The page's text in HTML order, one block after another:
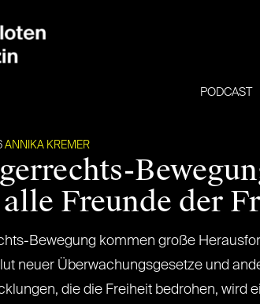
PODCAST
ANNIKA KREMER
Freunde der
Bewegung kommen große
neuer Überwachungsgesetze und
die die Freiheit bedrohen, wird